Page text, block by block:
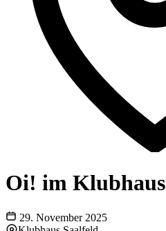
Oi! im Klubhaus
29. November 2025